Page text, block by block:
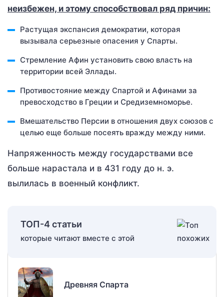
неизбежен, и этому способствовал ряд причин:
Растущая экспансия демократии, которая
вызывала серьезные опасения у Спарты.
Стремление Афин установить свою власть на
территории всей Эллады.
Противостояние между Спартой и Афинами за
превосходство в Греции и Средиземноморье.
Вмешательство Персии в отношения двух союзов с
целью еще больше посеять вражду между ними.
Напряженность между государствами все
больше нарастала и в 431 году до н. э.
вылилась в военный конфликт.
ТОП-4 статьи
которые читают вместе с этой
Древняя Спарта